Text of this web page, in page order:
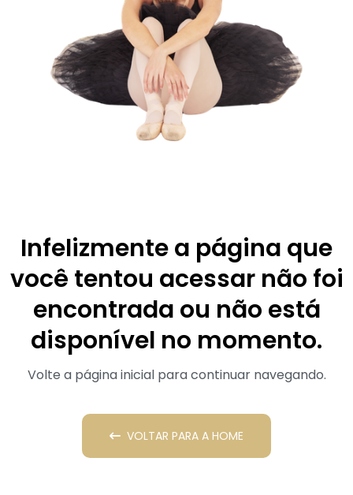
Infelizmente a página que
você tentou acessar não foi
encontrada ou não está
disponível no momento.
Volte a página inicial para continuar navegando.
VOLTAR PARA A HOME